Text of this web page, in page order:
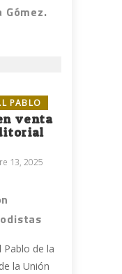
Gómez.
PABLO
venta
13, 2025
Pablo de la
la Unión